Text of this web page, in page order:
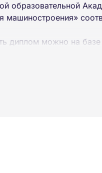
образовательной
машиностроения»
диплом можно на